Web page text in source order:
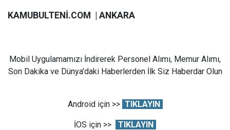
KAMUBULTENİ.COM | ANKARA
Mobil Uygulamamızı İndirerek Personel Alımı, Memur Alımı,
Son Dakika ve Dünya'daki Haberlerden İlk Siz Haberdar Olun
Android için >> TIKLAYIN
İOS için >> TIKLAYIN